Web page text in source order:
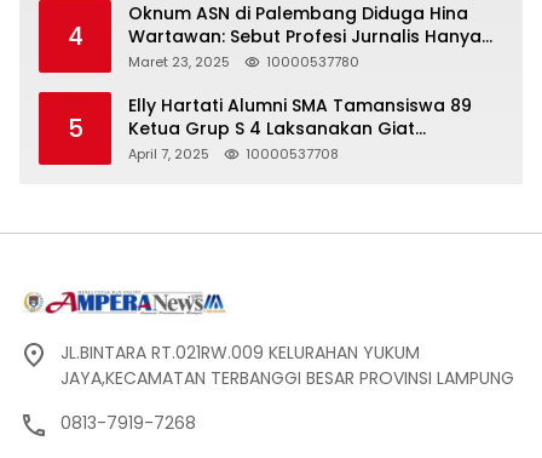
4
Oknum ASN di Palembang Diduga Hina
Wartawan: Sebut Profesi Jurnalis Hanya
Seharga 2 Liter Bensin, Berujung Dugaan
Maret 23, 2025 10000537780
5
Elly Hartati Alumni SMA Tamansiswa 89
Ketua Grup S 4 Laksanakan Giat
Silaturahmi
April 7, 2025 10000537708
JL.BINTARA RT.021RW.009 KELURAHAN YUKUM
JAYA,KECAMATAN TERBANGGI BESAR PROVINSI LAMPUNG
0813-7919-7268